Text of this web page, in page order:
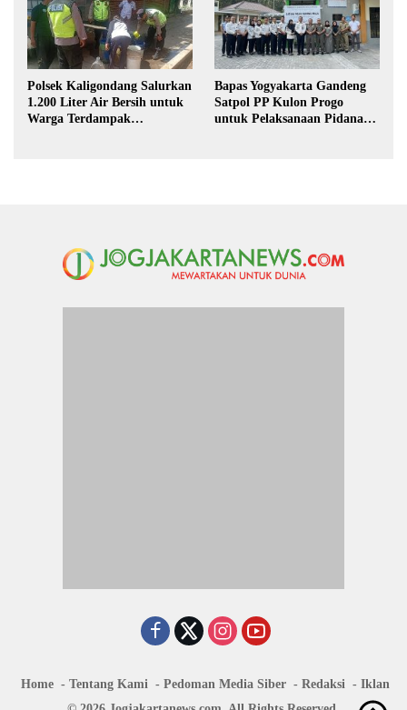
Polsek Kaligondang Salurkan
1.200 Liter Air Bersih untuk
Warga Terdampak
Bapas Yogyakarta Gandeng
Satpol PP Kulon Progo
untuk Pelaksanaan Pidana
Home Tentang Kami Pedoman Media Siber Redaksi
Iklan